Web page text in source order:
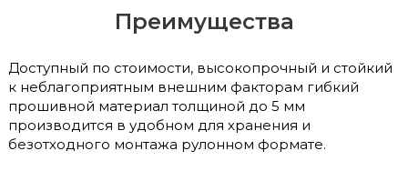
Преимущества
Доступный по стоимости, высокопрочный и стойкий
к неблагоприятным внешним факторам гибкий
прошивной материал толщиной до 5 мм
производится в удобном для хранения и
безотходного монтажа рулонном формате.